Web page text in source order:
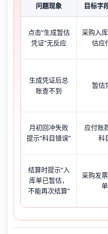
问题现象 目标字
点击“生成暂估
凭证”无反应
采购入
估应
生成凭证后总
账查不到
暂估
月初回冲失败
提示“科目错误”
应付账
科
结算时提示“入
库单已暂估，
不能再次结算”
采购发
单